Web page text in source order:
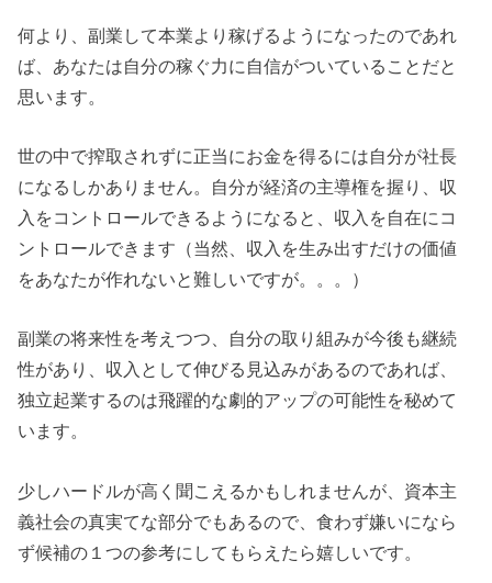
何より、副業して本業より稼げるようになったのであれ
ば、あなたは自分の稼ぐ力に自信がついていることだと
思います。
世の中で搾取されずに正当にお金を得るには自分が社長
になるしかありません。自分が経済の主導権を握り、収
入をコントロールできるようになると、収入を自在にコ
ントロールできます（当然、収入を生み出すだけの価値
をあなたが作れないと難しいですが。。。）
副業の将来性を考えつつ、自分の取り組みが今後も継続
性があり、収入として伸びる見込みがあるのであれば、
独立起業するのは飛躍的な劇的アップの可能性を秘めて
います。
少しハードルが高く聞こえるかもしれませんが、資本主
義社会の真実てな部分でもあるので、食わず嫌いになら
ず候補の１つの参考にしてもらえたら嬉しいです。